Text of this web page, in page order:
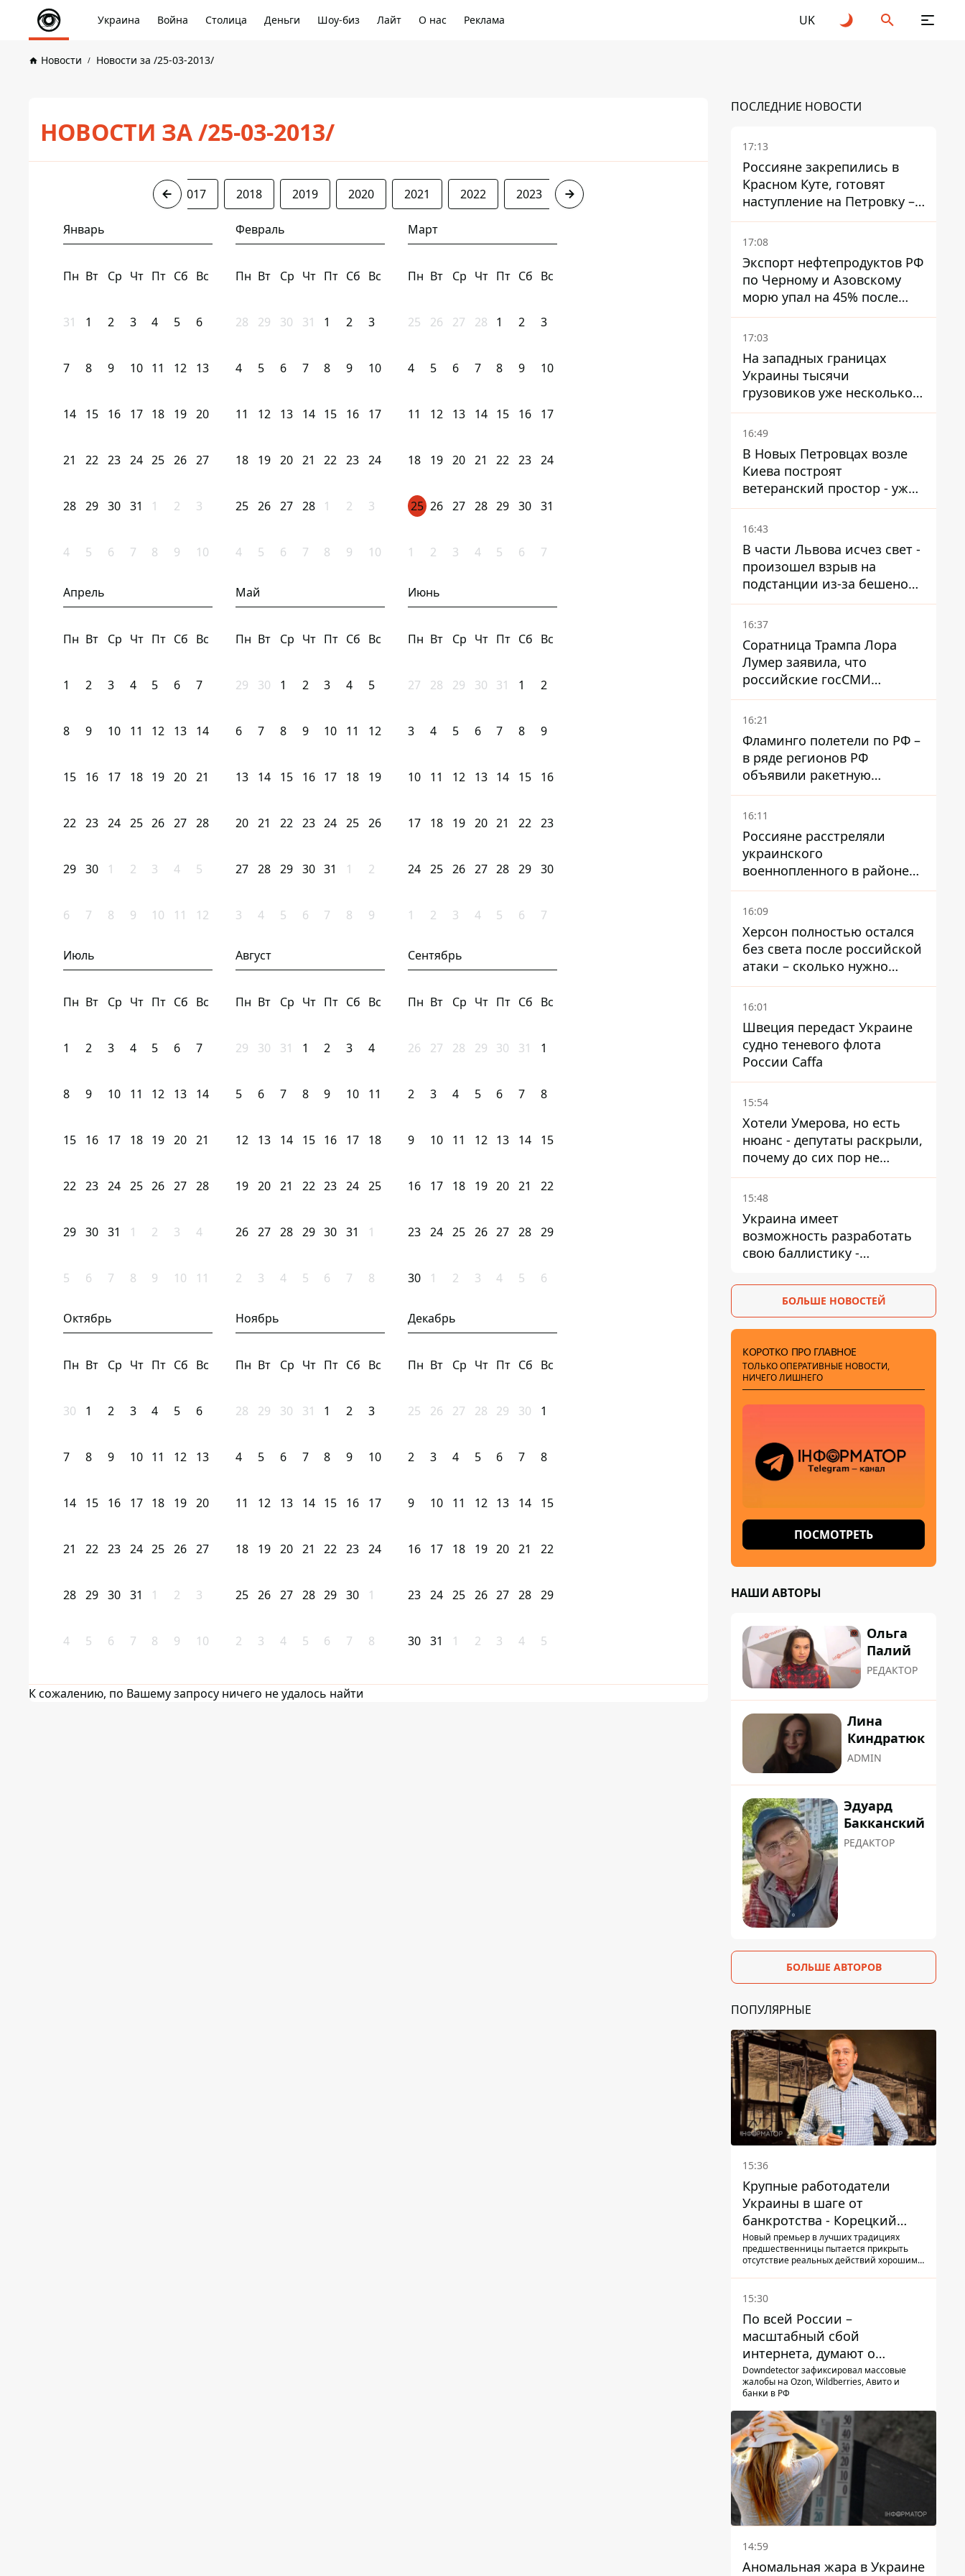
Украина Война Столица Деньги Шоу-биз Лайт О нас Реклама UK
Новости Новости за /25-03-2013/
НОВОСТИ ЗА /25-03-2013/
2017 2018 2019 2020 2021 2022 2023 2024
Январь
Пн Вт Ср Чт Пт Сб Вс
31 1 2 3 4 5 6
7 8 9 10 11 12 13
14 15 16 17 18 19 20
21 22 23 24 25 26 27
28 29 30 31 1 2 3
4 5 6 7 8 9 10
Февраль
Пн Вт Ср Чт Пт Сб Вс
28 29 30 31 1 2 3
4 5 6 7 8 9 10
11 12 13 14 15 16 17
18 19 20 21 22 23 24
25 26 27 28 1 2 3
4 5 6 7 8 9 10
Март
Пн Вт Ср Чт Пт Сб Вс
25 26 27 28 1 2 3
4 5 6 7 8 9 10
11 12 13 14 15 16 17
18 19 20 21 22 23 24
25 26 27 28 29 30 31
1 2 3 4 5 6 7
Апрель
Пн Вт Ср Чт Пт Сб Вс
1 2 3 4 5 6 7
8 9 10 11 12 13 14
15 16 17 18 19 20 21
22 23 24 25 26 27 28
29 30 1 2 3 4 5
6 7 8 9 10 11 12
Май
Пн Вт Ср Чт Пт Сб Вс
29 30 1 2 3 4 5
6 7 8 9 10 11 12
13 14 15 16 17 18 19
20 21 22 23 24 25 26
27 28 29 30 31 1 2
3 4 5 6 7 8 9
Июнь
Пн Вт Ср Чт Пт Сб Вс
27 28 29 30 31 1 2
3 4 5 6 7 8 9
10 11 12 13 14 15 16
17 18 19 20 21 22 23
24 25 26 27 28 29 30
1 2 3 4 5 6 7
Июль
Пн Вт Ср Чт Пт Сб Вс
1 2 3 4 5 6 7
8 9 10 11 12 13 14
15 16 17 18 19 20 21
22 23 24 25 26 27 28
29 30 31 1 2 3 4
5 6 7 8 9 10 11
Август
Пн Вт Ср Чт Пт Сб Вс
29 30 31 1 2 3 4
5 6 7 8 9 10 11
12 13 14 15 16 17 18
19 20 21 22 23 24 25
26 27 28 29 30 31 1
2 3 4 5 6 7 8
Сентябрь
Пн Вт Ср Чт Пт Сб Вс
26 27 28 29 30 31 1
2 3 4 5 6 7 8
9 10 11 12 13 14 15
16 17 18 19 20 21 22
23 24 25 26 27 28 29
30 1 2 3 4 5 6
Октябрь
Пн Вт Ср Чт Пт Сб Вс
30 1 2 3 4 5 6
7 8 9 10 11 12 13
14 15 16 17 18 19 20
21 22 23 24 25 26 27
28 29 30 31 1 2 3
4 5 6 7 8 9 10
Ноябрь
Пн Вт Ср Чт Пт Сб Вс
28 29 30 31 1 2 3
4 5 6 7 8 9 10
11 12 13 14 15 16 17
18 19 20 21 22 23 24
25 26 27 28 29 30 1
2 3 4 5 6 7 8
Декабрь
Пн Вт Ср Чт Пт Сб Вс
25 26 27 28 29 30 1
2 3 4 5 6 7 8
9 10 11 12 13 14 15
16 17 18 19 20 21 22
23 24 25 26 27 28 29
30 31 1 2 3 4 5
К сожалению, по Вашему запросу ничего не удалось найти
ПОСЛЕДНИЕ НОВОСТИ
17:13
Россияне закрепились в
Красном Куте, готовят
наступление на Петровку –
на Дружковском
направлении есть угроза
обхода позиций ВСУ
17:08
Экспорт нефтепродуктов РФ
по Черному и Азовскому
морю упал на 45% после
ударов Украины
17:03
На западных границах
Украины тысячи
грузовиков уже несколько
дней в бесконечной
очереди – это признак
16:49
В Новых Петровцах возле
Киева построят
ветеранский простор - уже
нашли проектанта
16:43
В части Львова исчез свет -
произошел взрыв на
подстанции из-за бешеной
жары
16:37
Соратница Трампа Лора
Лумер заявила, что
российские госСМИ
развернули против нее
пропагандистскую
16:21
Фламинго полетели по РФ –
в ряде регионов РФ
объявили ракетную
опасность
16:11
Россияне расстреляли
украинского
военнопленного в районе
Мирного на Донетчине
16:09
Херсон полностью остался
без света после российской
атаки – сколько нужно
времени на восстановление
16:01
Швеция передаст Украине
судно теневого флота
России Caffa
15:54
Хотели Умерова, но есть
нюанс - депутаты раскрыли,
почему до сих пор не
назначен новый посол в
США
15:48
Украина имеет
возможность разработать
свою баллистику -
когда она появится
БОЛЬШЕ НОВОСТЕЙ
КОРОТКО ПРО ГЛАВНОЕ
ТОЛЬКО ОПЕРАТИВНЫЕ НОВОСТИ,
НИЧЕГО ЛИШНЕГО
ПОСМОТРЕТЬ
НАШИ АВТОРЫ
Ольга
Палий
РЕДАКТОР
Лина
Киндратюк
ADMIN
Эдуард
Бакканский
РЕДАКТОР
БОЛЬШЕ АВТОРОВ
ПОПУЛЯРНЫЕ
15:36
Крупные работодатели
Украины в шаге от
банкротства - Корецкий
обещает им… новые склады
Новый премьер в лучших традициях
предшественницы пытается прикрыть
отсутствие реальных действий хорошими
15:30
По всей России –
масштабный сбой
интернета, думают о
причинах
Downdetector зафиксировал массовые
жалобы на Ozon, Wildberries, Авито и
банки в РФ
14:59
Аномальная жара в Украине